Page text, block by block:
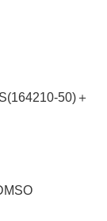
50)＋